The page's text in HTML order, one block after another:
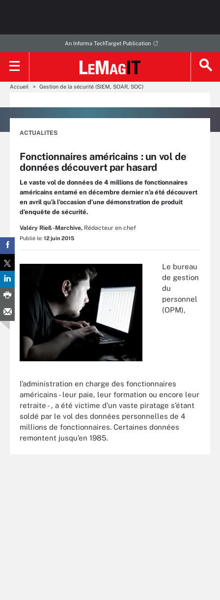
An Informa TechTarget Publication
Accueil Gestion de la sécurité (SIEM, SOAR, SOC)
ACTUALITES
Fonctionnaires américains : un vol de
données découvert par hasard
Le vaste vol de données de 4 millions de fonctionnaires
américains entamé en décembre dernier n’a été découvert
en avril qu’à l’occasion d’une démonstration de produit
d’enquête de sécurité.
Valéry Rieß-Marchive, Rédacteur en chef
Publié le: 12 juin 2015
Le bureau
de gestion
du
personnel
(OPM),
l’administration en charge des fonctionnaires
américains - leur paie, leur formation ou encore leur
retraite - , a été victime d’un vaste piratage s’étant
soldé par le vol des données personnelles de 4
millions de fonctionnaires. Certaines données
remontent jusqu’en 1985.